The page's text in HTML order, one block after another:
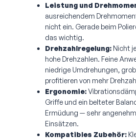
Leistung und
ausreichendem
nicht ein. Gerade beim
das wichtig.
Drehzahlregelung: Nicht
hohe Drehzahlen. Feine
niedrige Umdrehungen,
profitieren von mehr
Ergonomie:
Griffe und ein belteter
Ermüdung — sehr
Einsätzen.
Kompatibles Zubehör: